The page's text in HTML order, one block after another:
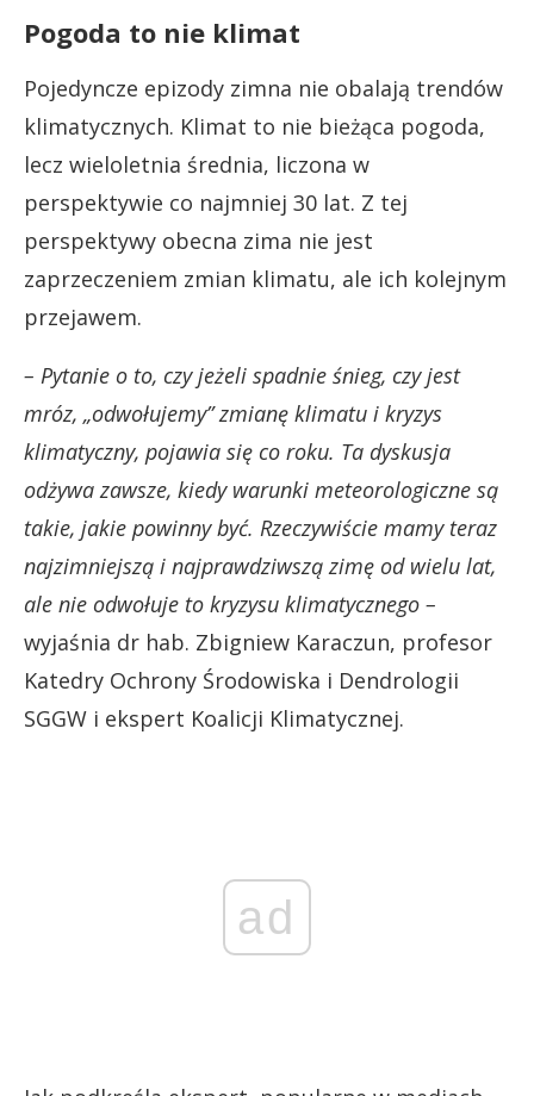
Pogoda to nie klimat
Pojedyncze epizody zimna nie obalają trendów
klimatycznych. Klimat to nie bieżąca pogoda,
lecz wieloletnia średnia, liczona w
perspektywie co najmniej 30 lat. Z tej
perspektywy obecna zima nie jest
zaprzeczeniem zmian klimatu, ale ich kolejnym
przejawem.
– Pytanie o to, czy jeżeli spadnie śnieg, czy jest
mróz, „odwołujemy” zmianę klimatu i kryzys
klimatyczny, pojawia się co roku. Ta dyskusja
odżywa zawsze, kiedy warunki meteorologiczne są
takie, jakie powinny być. Rzeczywiście mamy teraz
najzimniejszą i najprawdziwszą zimę od wielu lat,
ale nie odwołuje to kryzysu klimatycznego –
wyjaśnia dr hab. Zbigniew Karaczun, profesor
Katedry Ochrony Środowiska i Dendrologii
SGGW i ekspert Koalicji Klimatycznej.
ad